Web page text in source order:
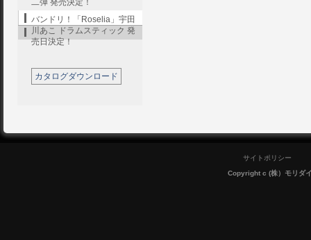
二弾 発売決定！
バンドリ！「Roselia」宇田
川あこ ドラムスティック 発
売日決定！
カタログダウンロード
サイトポリシー
Copyright c (株）モリダ